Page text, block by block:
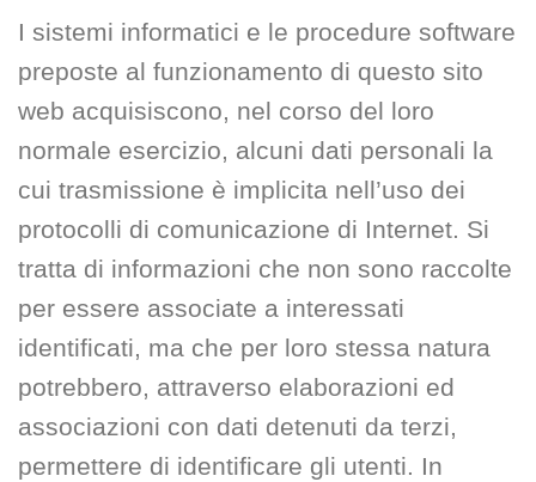
I sistemi informatici e le procedure software
preposte al funzionamento di questo sito
web acquisiscono, nel corso del loro
normale esercizio, alcuni dati personali la
cui trasmissione è implicita nell’uso dei
protocolli di comunicazione di Internet. Si
tratta di informazioni che non sono raccolte
per essere associate a interessati
identificati, ma che per loro stessa natura
potrebbero, attraverso elaborazioni ed
associazioni con dati detenuti da terzi,
permettere di identificare gli utenti. In